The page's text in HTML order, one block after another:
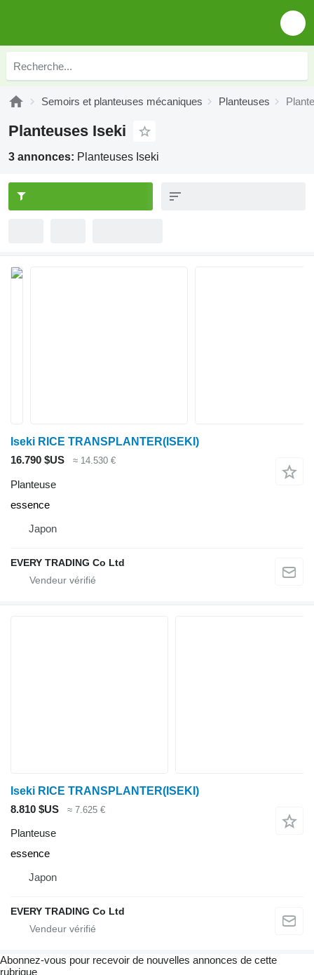
Semoirs et planteuses mécaniques Planteuses
Planteuses Iseki
3 annonces: Planteuses Iseki
Iseki RICE TRANSPLANTER(ISEKI)
16.790 $US
≈ 14.530 €
Planteuse
essence
Japon
EVERY TRADING Co Ltd
Iseki RICE TRANSPLANTER(ISEKI)
8.810 $US
≈ 7.625 €
Planteuse
essence
Japon
EVERY TRADING Co Ltd
Abonnez-vous pour recevoir de nouvelles annonces de cette
rubrique